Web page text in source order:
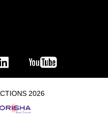
2026